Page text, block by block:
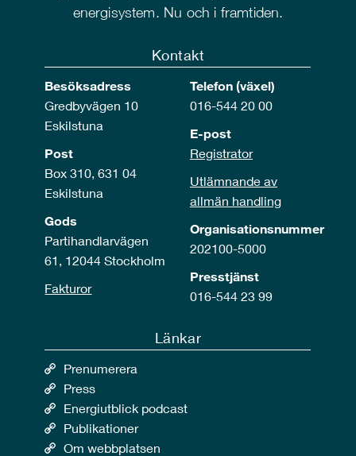
energisystem. Nu och i framtiden.
Kontakt
Besöksadress
Gredbyvägen 10
Eskilstuna
Post
Box 310, 631 04
Eskilstuna
Gods
Partihandlarvägen
61, 12044 Stockholm
Fakturor
Telefon (växel)
016-544 20 00
E-post
Registrator
Utlämnande av
allmän handling
Organisationsnummer
202100-5000
Presstjänst
016-544 23 99
Länkar
Prenumerera
Press
Energiutblick podcast
Publikationer
Om webbplatsen